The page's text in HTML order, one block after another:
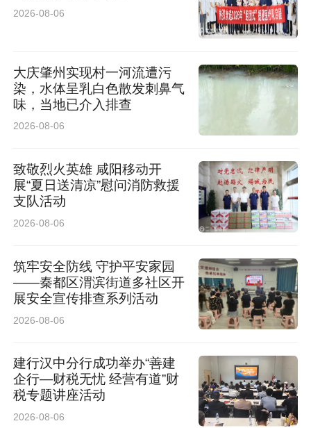
2026-08-06
大庆肇州实现村一河流遭污
染，水体呈乳白色散发刺鼻气
味，当地已介入排查
2026-08-06
致敬烈火英雄 咸阳移动开
展“夏日送清凉”慰问消防救援
支队活动
2026-08-06
筑牢安全防线 守护平安家园
——秦都区渭滨街道多社区开
展安全宣传排查系列活动
2026-08-06
建行汉中分行成功举办“善建
企行—财税无忧 经营有道”财
税专题讲座活动
2026-08-06